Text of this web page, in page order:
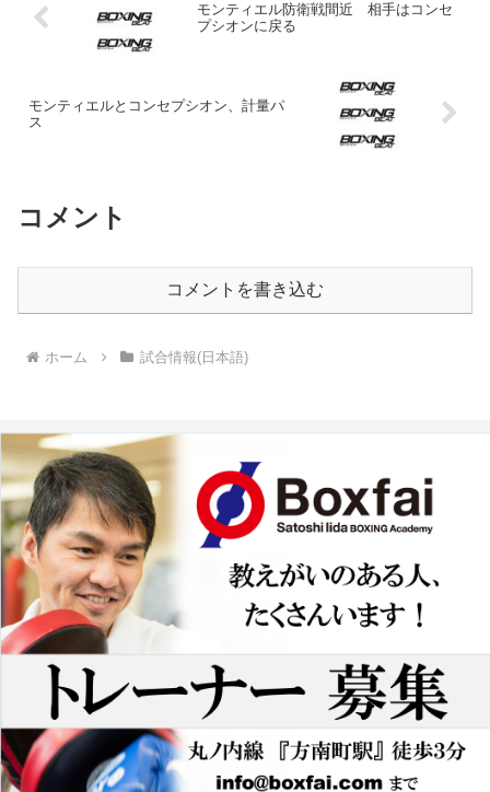
モンティエル防衛戦間近 相手はコンセ
プシオンに戻る
モンティエルとコンセプシオン、計量パ
ス
コメント
コメントを書き込む
ホーム 試合情報(日本語)